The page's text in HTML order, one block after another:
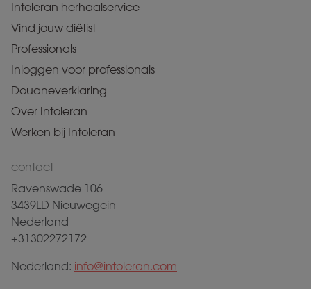
Intoleran herhaalservice
Vind jouw diëtist
Professionals
Inloggen voor professionals
Douaneverklaring
Over Intoleran
Werken bij Intoleran
contact
Ravenswade 106
3439LD Nieuwegein
Nederland
+31302272172
Nederland: info@intoleran.com